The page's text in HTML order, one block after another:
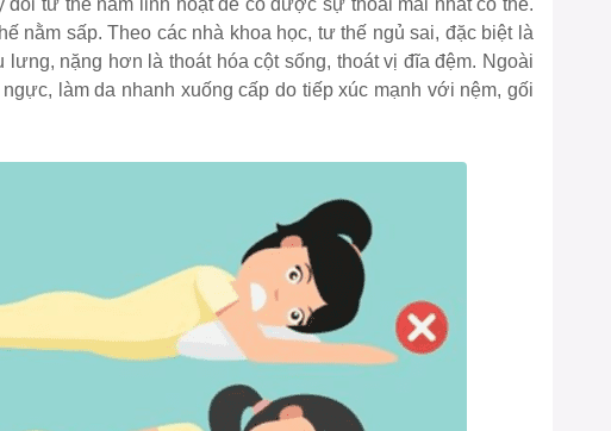
tư thế nằm linh hoạt để có được sự thoải mái nhất có thể.
nằm sấp. Theo các nhà khoa học, tư thế ngủ sai, đặc biệt là
lưng, nặng hơn là thoát hóa cột sống, thoát vị đĩa đệm. Ngoài
làm da nhanh xuống cấp do tiếp xúc mạnh với nệm, gối